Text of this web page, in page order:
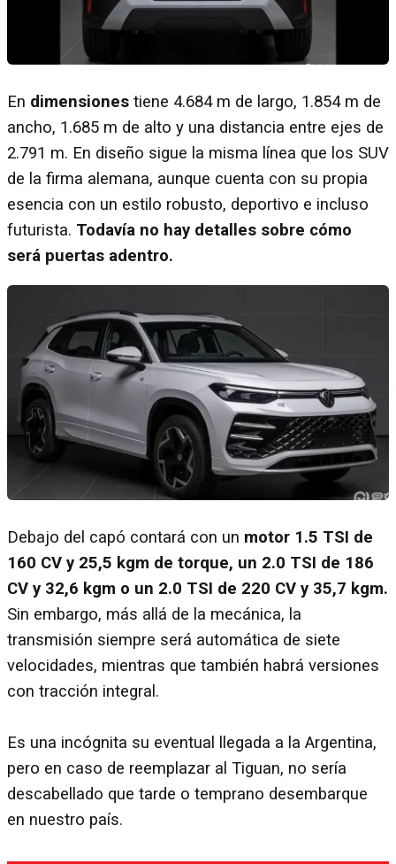
En dimensiones tiene 4.684 m de largo, 1.854 m de
ancho, 1.685 m de alto y una distancia entre ejes de
2.791 m. En diseño sigue la misma línea que los SUV
de la firma alemana, aunque cuenta con su propia
esencia con un estilo robusto, deportivo e incluso
futurista. Todavía no hay detalles sobre cómo
será puertas adentro.
Debajo del capó contará con un motor 1.5 TSI de
160 CV y 25,5 kgm de torque, un 2.0 TSI de 186
CV y 32,6 kgm o un 2.0 TSI de 220 CV y 35,7 kgm.
Sin embargo, más allá de la mecánica, la
transmisión siempre será automática de siete
velocidades, mientras que también habrá versiones
con tracción integral.
Es una incógnita su eventual llegada a la Argentina,
pero en caso de reemplazar al Tiguan, no sería
descabellado que tarde o temprano desembarque
en nuestro país.